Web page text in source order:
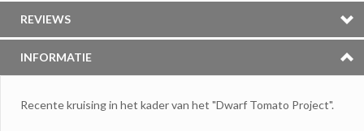
REVIEWS
INFORMATIE
Recente kruising in het kader van het "Dwarf Tomato Project".